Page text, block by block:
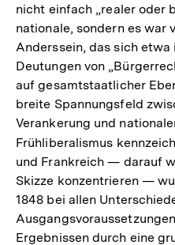
nicht einfach „realer oder
nationale, sondern es war
Anderssein, das sich
Deutungen von
auf gesamtstaatlicher
breite Spannungsfeld
Verankerung und
Frühliberalismus
und Frankreich — darauf
Skizze konzentrieren —
1848 bei allen
Ergebnissen durch eine